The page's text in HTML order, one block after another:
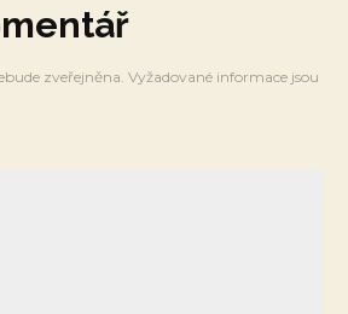
zveřejněna. Vyžadované informace jsou